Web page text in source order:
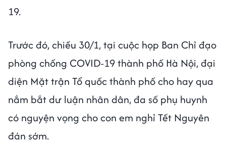
19.
Trước đó, chiều 30/1, tại cuộc họp Ban Chỉ đạo
phòng chống COVID-19 thành phố Hà Nội, đại
diện Mặt trận Tổ quốc thành phố cho hay qua
nắm bắt dư luận nhân dân, đa số phụ huynh
có nguyện vọng cho con em nghỉ Tết Nguyên
đán sớm.